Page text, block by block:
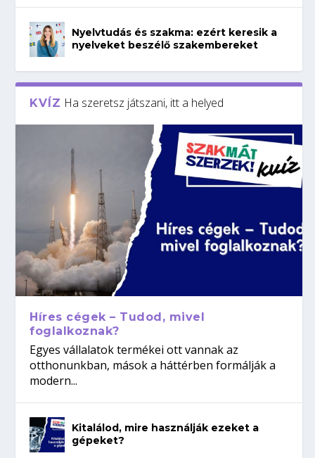
Nyelvtudás és szakma: ezért keresik a
nyelveket beszélő szakembereket
KVÍZ Ha szeretsz játszani, itt a helyed
Híres cégek – Tudod, mivel
foglalkoznak?
Egyes vállalatok termékei ott vannak az
otthonunkban, mások a háttérben formálják a
modern...
Kitalálod, mire használják ezeket a
gépeket?